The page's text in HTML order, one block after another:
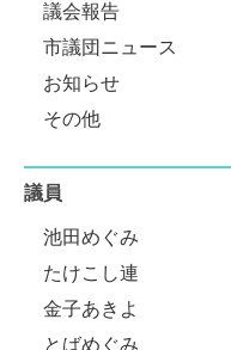
議会報告
市議団ニュース
お知らせ
その他
議員
池田めぐみ
たけこし連
金子あきよ
とばめぐみ